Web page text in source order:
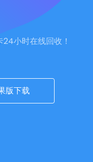
小时在线回收！
版下载